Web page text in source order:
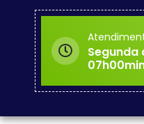
Segunda